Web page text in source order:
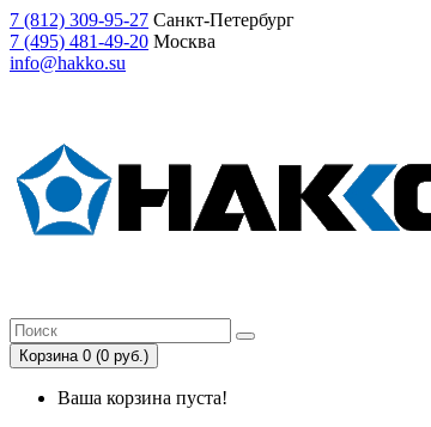
7 (812) 309-95-27 Санкт-Петербург
7 (495) 481-49-20 Москва
info@hakko.su
Корзина 0 (0 руб.)
Ваша корзина пуста!